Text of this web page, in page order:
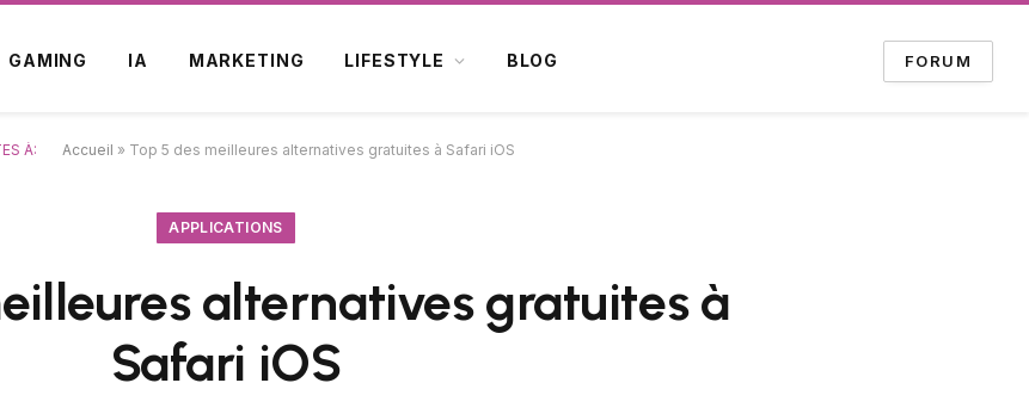
GAMING IA MARKETING LIFESTYLE BLOG FORUM
À: Accueil » Top 5 des meilleures alternatives gratuites à Safari iOS
APPLICATIONS
alternatives gratuites à
Safari iOS